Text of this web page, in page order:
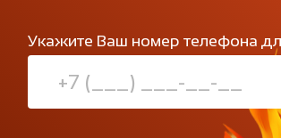
Укажите Ваш номер телефона